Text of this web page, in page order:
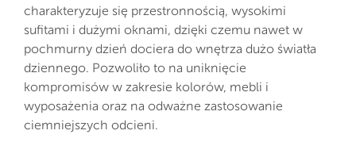
charakteryzuje się przestronnością, wysokimi
sufitami i dużymi oknami, dzięki czemu nawet w
pochmurny dzień dociera do wnętrza dużo światła
dziennego. Pozwoliło to na uniknięcie
kompromisów w zakresie kolorów, mebli i
wyposażenia oraz na odważne zastosowanie
ciemniejszych odcieni.